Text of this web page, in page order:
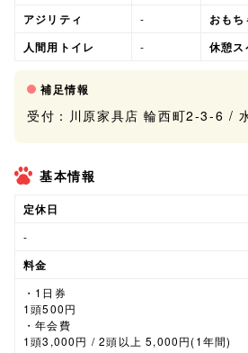
アジリティ - おも
人間用トイレ - 休憩ス
補足情報
受付：川原家具店 輪西町2-3-6 /
基本情報
定休日
-
料金
・1日券
1頭500円
・年会費
1頭3,000円 / 2頭以上 5,000円(1年間)